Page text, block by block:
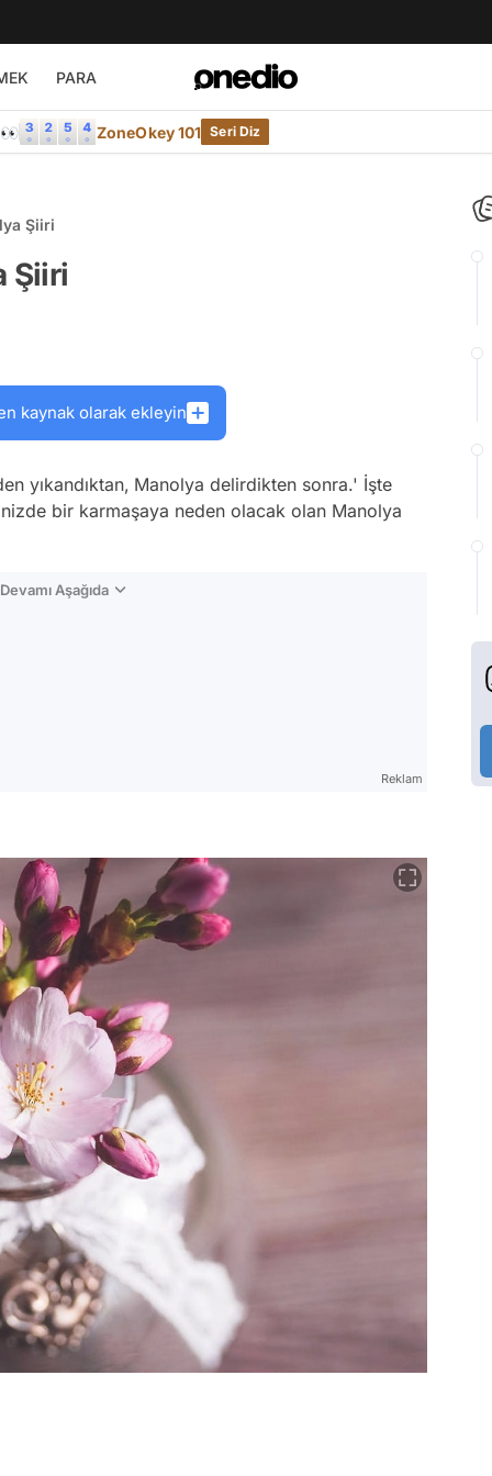
PARA
ZoneOkey 101 Seri Diz
Şiiri
Şiiri
kaynak olarak ekleyin
yıkandıktan, Manolya delirdikten sonra.' İşte
bir karmaşaya neden olacak olan Manolya
Aşağıda
Reklam